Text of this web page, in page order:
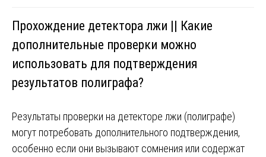
Прохождение детектора лжи || Какие
дополнительные проверки можно
использовать для подтверждения
результатов полиграфа?
Результаты проверки на детекторе лжи (полиграфе)
могут потребовать дополнительного подтверждения,
особенно если они вызывают сомнения или содержат